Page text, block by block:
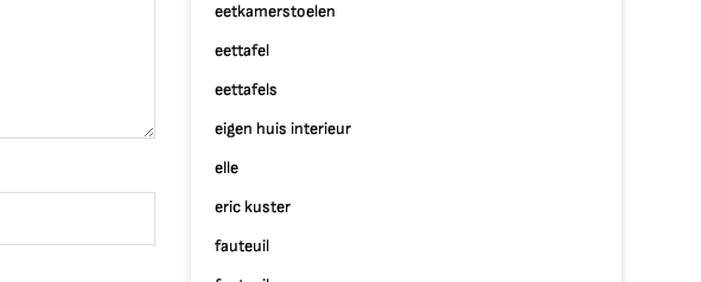
eetkamerstoelen
eettafel
eettafels
eigen huis interieur
elle
eric kuster
fauteuil